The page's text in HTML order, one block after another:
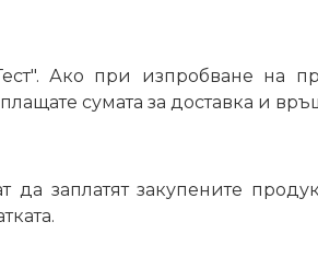
Ако при изпробване на
сумата за доставка и
заплатят закупените